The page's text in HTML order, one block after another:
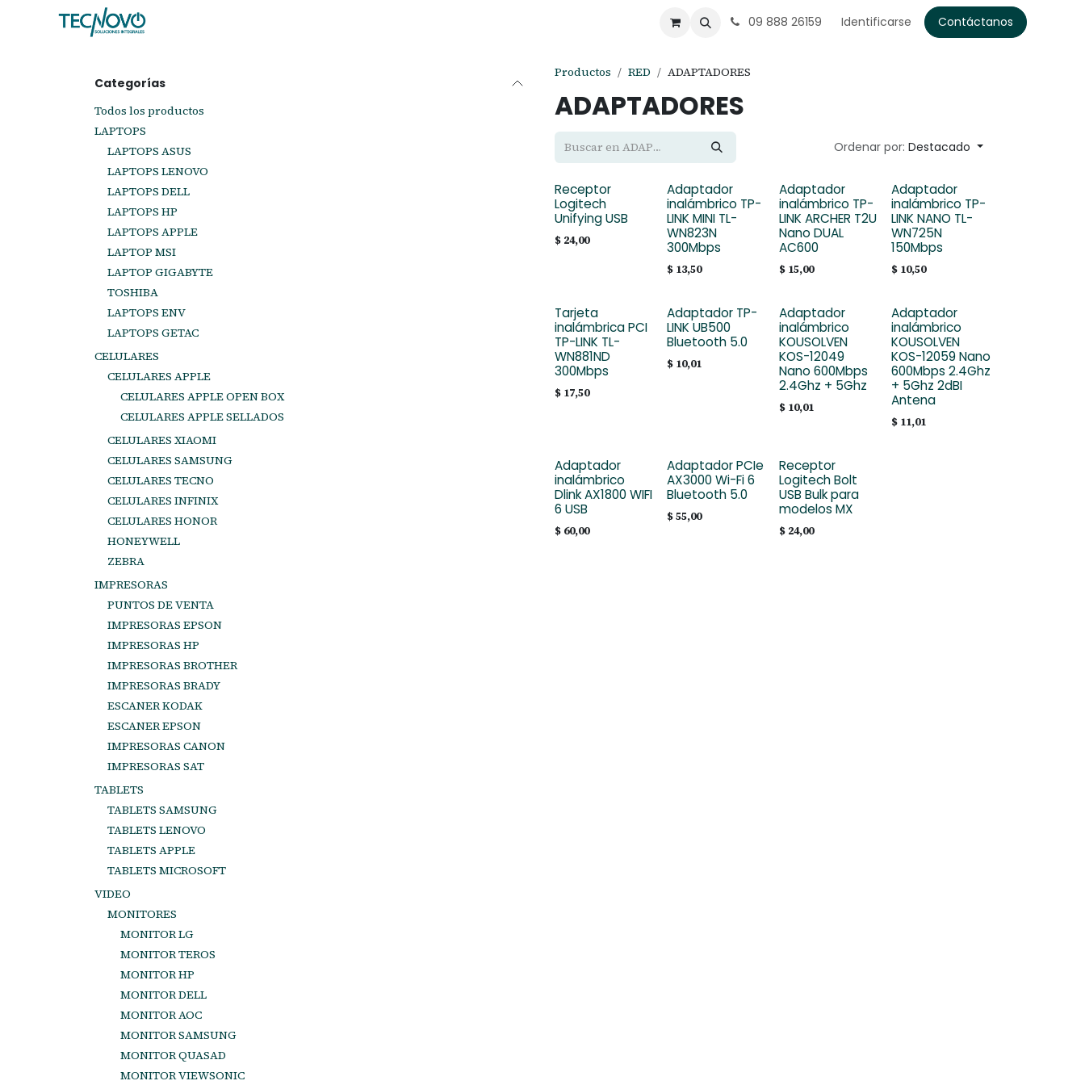
09 888 26159 Identificarse Contáctanos
Categorías
Todos los productos
LAPTOPS
LAPTOPS ASUS
LAPTOPS LENOVO
LAPTOPS DELL
LAPTOPS HP
LAPTOPS APPLE
LAPTOP MSI
LAPTOP GIGABYTE
TOSHIBA
LAPTOPS ENV
LAPTOPS GETAC
CELULARES
CELULARES APPLE
CELULARES APPLE OPEN BOX
CELULARES APPLE SELLADOS
CELULARES XIAOMI
CELULARES SAMSUNG
CELULARES TECNO
CELULARES INFINIX
CELULARES HONOR
HONEYWELL
ZEBRA
IMPRESORAS
PUNTOS DE VENTA
IMPRESORAS EPSON
IMPRESORAS HP
IMPRESORAS BROTHER
IMPRESORAS BRADY
ESCANER KODAK
ESCANER EPSON
IMPRESORAS CANON
IMPRESORAS SAT
TABLETS
TABLETS SAMSUNG
TABLETS LENOVO
TABLETS APPLE
TABLETS MICROSOFT
VIDEO
MONITORES
MONITOR LG
MONITOR TEROS
MONITOR HP
MONITOR DELL
MONITOR AOC
MONITOR SAMSUNG
MONITOR QUASAD
MONITOR VIEWSONIC
Productos RED ADAPTADORES
ADAPTADORES
Ordenar por: Destacado
Receptor
Logitech
Unifying USB
$ 24,00
Adaptador
inalámbrico TP-
LINK MINI TL-
WN823N
300Mbps
$ 13,50
Adaptador
inalámbrico TP-
LINK ARCHER T2U
Nano DUAL
AC600
$ 15,00
Adaptador
inalámbrico TP-
LINK NANO TL-
WN725N
150Mbps
$ 10,50
Tarjeta
inalámbrica PCI
TP-LINK TL-
WN881ND
300Mbps
$ 17,50
Adaptador TP-
LINK UB500
Bluetooth 5.0
$ 10,01
Adaptador
inalámbrico
KOUSOLVEN
KOS-12049
Nano 600Mbps
2.4Ghz + 5Ghz
$ 10,01
Adaptador
inalámbrico
KOUSOLVEN
KOS-12059 Nano
600Mbps 2.4Ghz
+ 5Ghz 2dBI
Antena
$ 11,01
Adaptador
inalámbrico
Dlink AX1800 WIFI
6 USB
$ 60,00
Adaptador PCIe
AX3000 Wi-Fi 6
Bluetooth 5.0
$55,00
Receptor
Logitech Bolt
USB Bulk para
modelos MX
$ 24,00